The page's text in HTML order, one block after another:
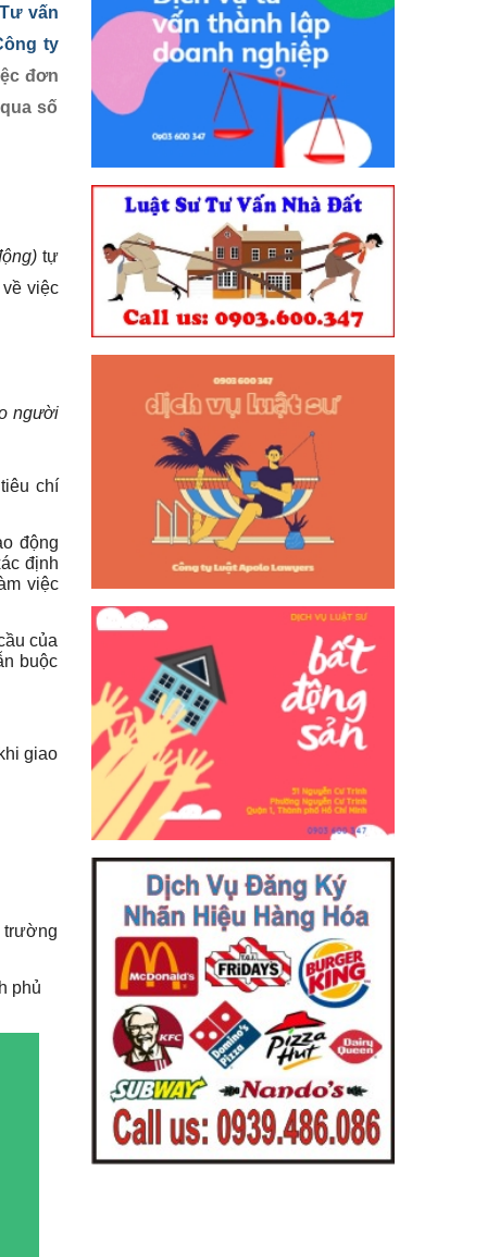
Tư vấn
ty
đơn
số
tự
việc
người
chí
động
định
việc
của
buộc
giao
trường
phủ